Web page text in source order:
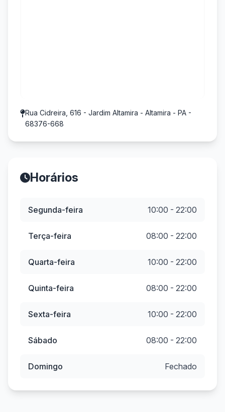
Rua Cidreira, 616 - Jardim Altamira - Altamira - PA -
68376-668
Horários
Segunda-feira 10:00 - 22:00
Terça-feira 08:00 - 22:00
Quarta-feira 10:00 - 22:00
Quinta-feira 08:00 - 22:00
Sexta-feira 10:00 - 22:00
Sábado 08:00 - 22:00
Domingo Fechado